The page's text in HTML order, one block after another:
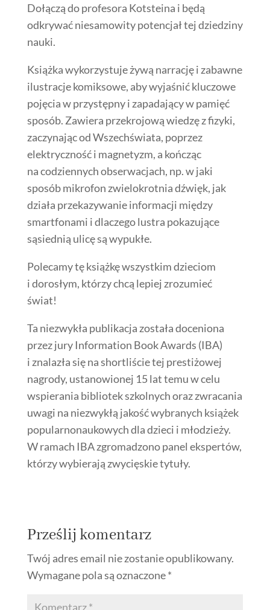
Dołączą do profesora Kotsteina i będą
odkrywać niesamowity potencjał tej dziedziny
nauki.
Książka wykorzystuje żywą narrację i zabawne
ilustracje komiksowe, aby wyjaśnić kluczowe
pojęcia w przystępny i zapadający w pamięć
sposób. Zawiera przekrojową wiedzę z fizyki,
zaczynając od Wszechświata, poprzez
elektryczność i magnetyzm, a kończąc
na codziennych obserwacjach, np. w jaki
sposób mikrofon zwielokrotnia dźwięk, jak
działa przekazywanie informacji między
smartfonami i dlaczego lustra pokazujące
sąsiednią ulicę są wypukłe.
Polecamy tę książkę wszystkim dzieciom
i dorosłym, którzy chcą lepiej zrozumieć
świat!
Ta niezwykła publikacja została doceniona
przez jury Information Book Awards (IBA)
i znalazła się na shortliście tej prestiżowej
nagrody, ustanowionej 15 lat temu w celu
wspierania bibliotek szkolnych oraz zwracania
uwagi na niezwykłą jakość wybranych książek
popularnonaukowych dla dzieci i młodzieży.
W ramach IBA zgromadzono panel ekspertów,
którzy wybierają zwycięskie tytuły.
Prześlij komentarz
Twój adres email nie zostanie opublikowany.
Wymagane pola są oznaczone*